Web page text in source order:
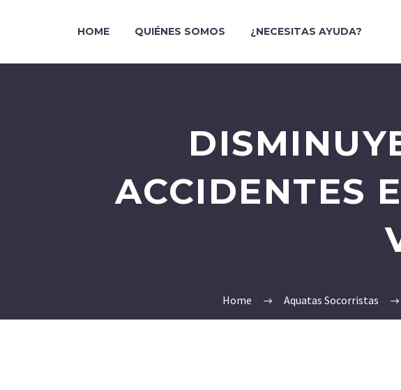
HOME QUIÉNES SOMOS ¿NECESITAS AYUDA?
ACCIDENTES
Home Aquatas Socorristas